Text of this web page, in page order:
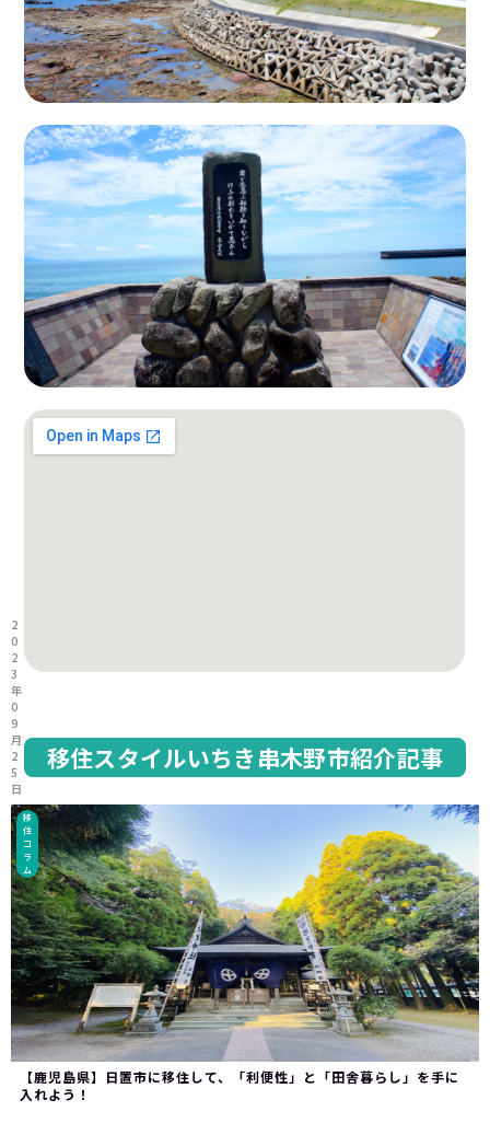
移住スタイルいちき串木野市紹介記事
移
住
コ
ラ
ム
【鹿児島県】日置市に移住して、「利便性」と「田舎暮らし」を手に
入れよう！
2
0
2
3
年
0
9
月
2
5
日